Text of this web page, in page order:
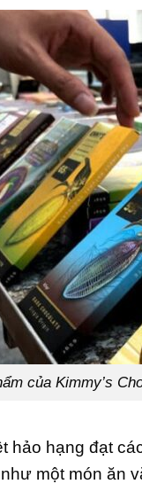
của Kimmy’s
hảo hạng đạt
một món ăn